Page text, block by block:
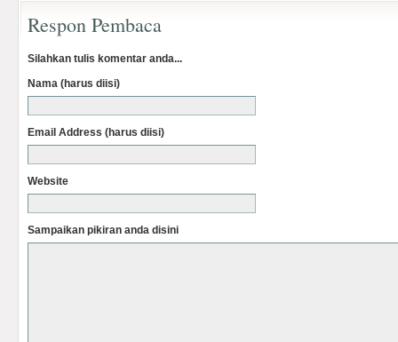
Respon Pembaca
Silahkan tulis komentar anda...
Nama (harus diisi)
Email Address (harus diisi)
Website
Sampaikan pikiran anda disini